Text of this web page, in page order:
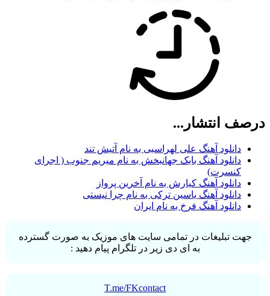
درصف انتشار...
دانلود آهنگ علی لهراسبی به نام آتیش تند
دانلود آهنگ بابک جهانبخش به نام میریم جنوب ( اجرای
کنسرت)
دانلود آهنگ کیارش به نام آخرین پرواز
دانلود آهنگ یاسین ترکی به نام چرا نیستی
دانلود آهنگ فرخ به نام ایران
جهت تبلیغات در تمامی سایت های موزیک به صورت گسترده
به ای دی زیر در تلگرام پیام دهید :
T.me/FKcontact